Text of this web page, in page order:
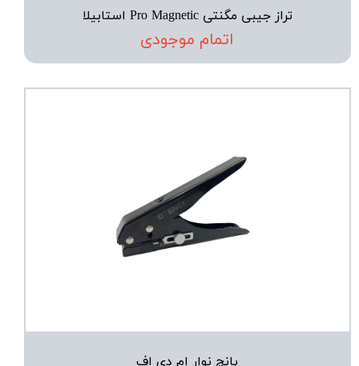
تراز جیبی مگنتی Pro Magnetic استابیلا
اتمام موجودی
پانچ نوار ام دی اف